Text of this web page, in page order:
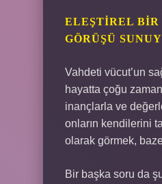
ELEŞTIREL BIR
GÖRÜŞÜ
Vahdeti vücut’un
hayatta çoğu
inançlarla ve
onların kendilerini
olarak görmek,
Bir başka soru da